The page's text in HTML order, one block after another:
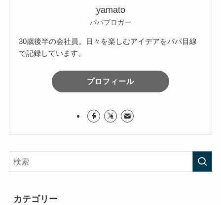
yamato
パパブロガー
30歳後半の会社員。日々を楽しむアイデアをパパ目線
で記録しています。
プロフィール
カテゴリー